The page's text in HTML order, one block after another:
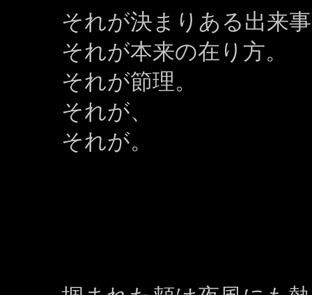
それが決まりある出来
それが本来の在り方。
それが節理。
それが、
それが。